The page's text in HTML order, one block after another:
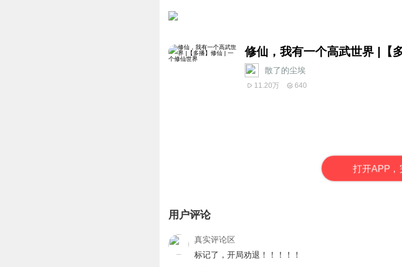
修仙，我有一个高武世界 |【
散了的尘埃
11.20万 640
打开APP，
用户评论
真实评论区
标记了，开局劝退！！！！！